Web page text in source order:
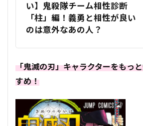
い】鬼殺隊チーム相性診断
「柱」編！義勇と相性が良い
のは意外なあの人？
「鬼滅の刃」キャラクターをもっ
すめ！